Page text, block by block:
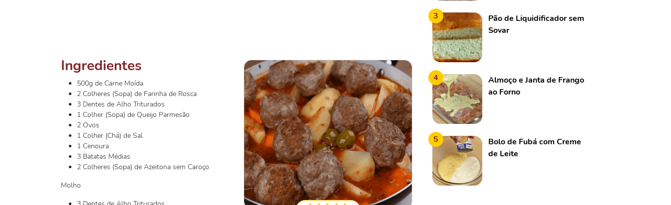
Ingredientes
500g de Carne Moída
2 Colheres (Sopa) de Farinha de Rosca
3 Dentes de Alho Triturados
1 Colher (Sopa) de Queijo Parmesão
2 Ovos
1 Colher (Chá) de Sal
1 Cenoura
3 Batatas Médias
2 Colheres (Sopa) de Azeitona sem Caroço
Molho
3
Pão de Liquidificador sem
Sovar
4
Almoço e Janta de Frango
ao Forno
5
Bolo de Fubá com Creme
de Leite